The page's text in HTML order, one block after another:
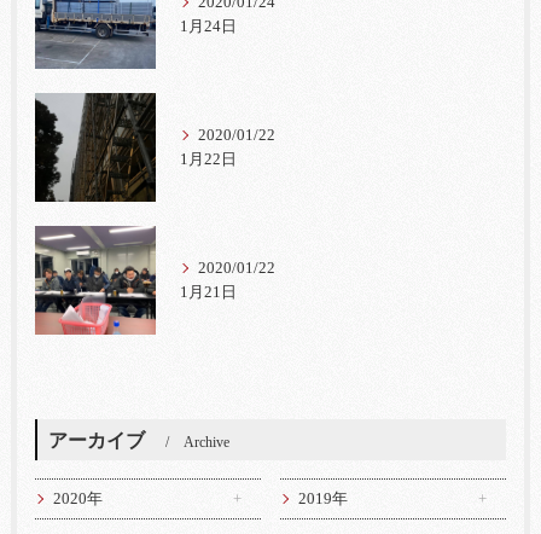
1月24日
2020/01/22
1月22日
2020/01/22
1月21日
アーカイブ Archive
2020年 2019年